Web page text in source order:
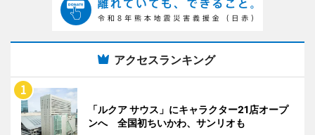
アクセスランキング
「ルクア サウス」にキャラクター21店オープ
ンへ 全国初ちいかわ、サンリオも